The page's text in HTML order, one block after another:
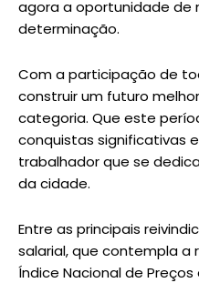
agora a oportunidade de
determinação.
Com a participação de
construir um futuro
categoria. Que este
conquistas significativas
trabalhador que se
da cidade.
Entre as principais
salarial, que contempla a
Índice Nacional de